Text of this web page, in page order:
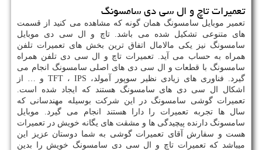
تعمیرات تاچ و ال سی دی سامسونگ
تعمیر موبایل سامسونگ همان گونه که مشاهده می کنید از قسمت
های متنوعی تشکیل شده می باشد. تاچ و ال سی دی موبایل
سامسونگ نیز یکی مالامال اتفاق ترین بخش های تعمیرات تلفن
همراه به حساب می آید. تعمیرات تاچ و ال سی دی تلفن همراه
سامسونگ با قطعات و ال سی دی های اصلی سامسونگ انجام می
گیرد. فناوری های زیادی نظیر سوپور آمولد، IPS ، TFT و
از
اشکال ال سی دی های سامسونگ هستند که ایجاد شده است.
تعمیرات گوشی سامسونگ در این شرکت بوسیله مهندسانی که
سال ها تجربه تعمیرات را دارا هستند انجام می گیرد. موبایل
سامسونگ دارنده پیچیدگی ها و مشقت های یگانه خویش در تعمیرات
هست و سفارش آقای تعمیرات گوشی به شما دوستان عزیز این
میباشد که تعمیرات تاچ و ال سی دی سامسونگ خویش را بدین